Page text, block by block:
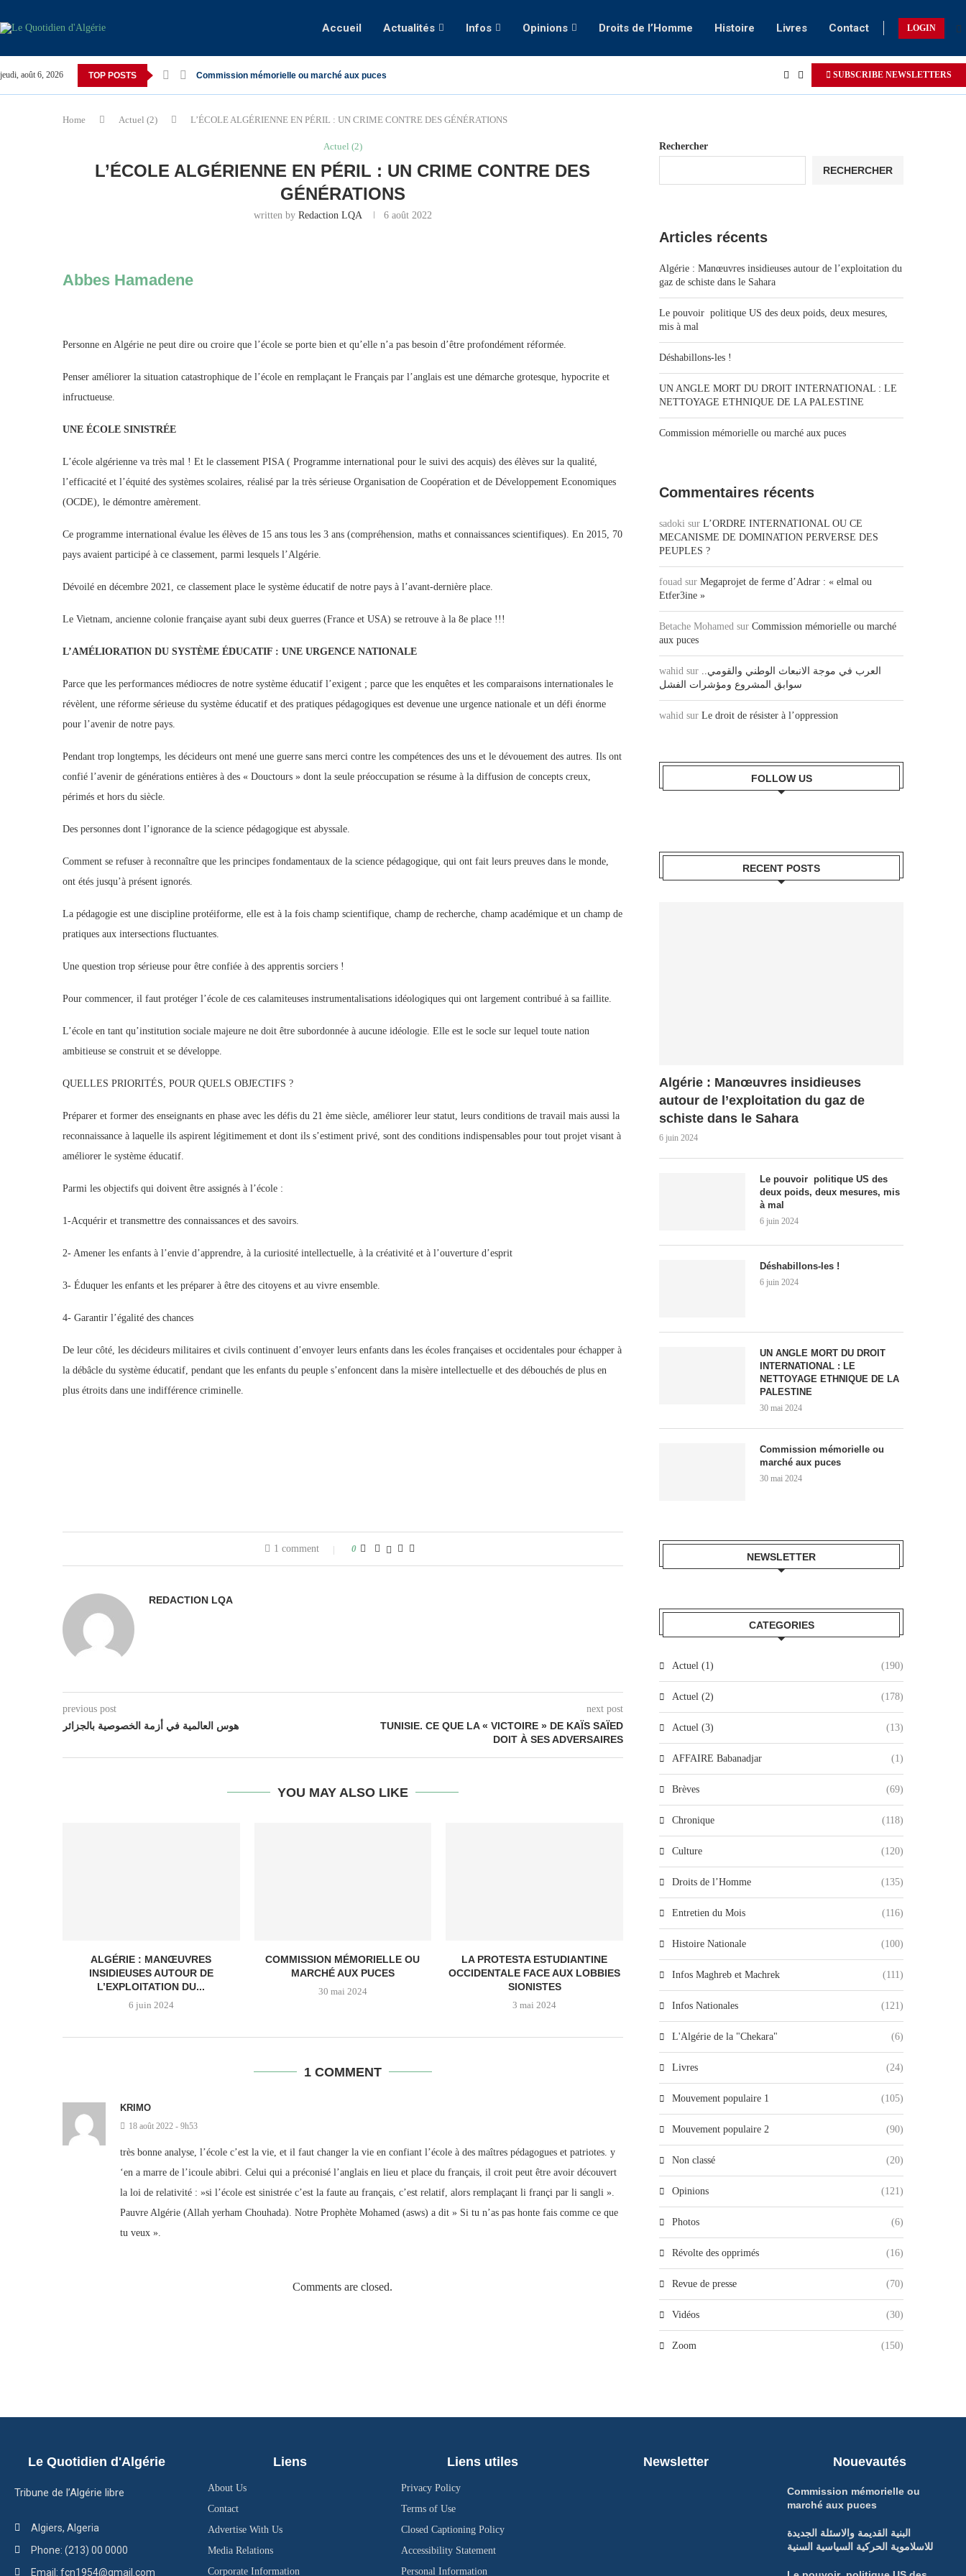
Accueil Actualités Infos Opinions Droits de l’Homme Histoire Livres Contact LOGIN
jeudi, août 6, 2026 TOP POSTS Commission mémorielle ou marché aux puces SUBSCRIBE NEWSLETTERS
Home Actuel (2) L’ÉCOLE ALGÉRIENNE EN PÉRIL : UN CRIME CONTRE DES GÉNÉRATIONS
Actuel (2)
L’ÉCOLE ALGÉRIENNE EN PÉRIL : UN CRIME CONTRE DES
GÉNÉRATIONS
written by Redaction LQA 6 août 2022
Abbes Hamadene
Personne en Algérie ne peut dire ou croire que l’école se porte bien et qu’elle n’a pas besoin d’être profondément réformée.
Penser améliorer la situation catastrophique de l’école en remplaçant le Français par l’anglais est une démarche grotesque, hypocrite et
infructueuse.
UNE ÉCOLE SINISTRÉE
L’école algérienne va très mal ! Et le classement PISA ( Programme international pour le suivi des acquis) des élèves sur la qualité,
l’efficacité et l’équité des systèmes scolaires, réalisé par la très sérieuse Organisation de Coopération et de Développement Economiques
(OCDE), le démontre amèrement.
Ce programme international évalue les élèves de 15 ans tous les 3 ans (compréhension, maths et connaissances scientifiques). En 2015, 70
pays avaient participé à ce classement, parmi lesquels l’Algérie.
Dévoilé en décembre 2021, ce classement place le système éducatif de notre pays à l’avant-dernière place.
Le Vietnam, ancienne colonie française ayant subi deux guerres (France et USA) se retrouve à la 8e place !!!
L’AMÉLIORATION DU SYSTÈME ÉDUCATIF : UNE URGENCE NATIONALE
Parce que les performances médiocres de notre système éducatif l’exigent ; parce que les enquêtes et les comparaisons internationales le
révèlent, une réforme sérieuse du système éducatif et des pratiques pédagogiques est devenue une urgence nationale et un défi énorme
pour l’avenir de notre pays.
Pendant trop longtemps, les décideurs ont mené une guerre sans merci contre les compétences des uns et le dévouement des autres. Ils ont
confié l’avenir de générations entières à des « Douctours » dont la seule préoccupation se résume à la diffusion de concepts creux,
périmés et hors du siècle.
Des personnes dont l’ignorance de la science pédagogique est abyssale.
Comment se refuser à reconnaître que les principes fondamentaux de la science pédagogique, qui ont fait leurs preuves dans le monde,
ont étés jusqu’à présent ignorés.
La pédagogie est une discipline protéiforme, elle est à la fois champ scientifique, champ de recherche, champ académique et un champ de
pratiques aux intersections fluctuantes.
Une question trop sérieuse pour être confiée à des apprentis sorciers !
Pour commencer, il faut protéger l’école de ces calamiteuses instrumentalisations idéologiques qui ont largement contribué à sa faillite.
L’école en tant qu’institution sociale majeure ne doit être subordonnée à aucune idéologie. Elle est le socle sur lequel toute nation
ambitieuse se construit et se développe.
QUELLES PRIORITÉS, POUR QUELS OBJECTIFS ?
Préparer et former des enseignants en phase avec les défis du 21 ème siècle, améliorer leur statut, leurs conditions de travail mais aussi la
reconnaissance à laquelle ils aspirent légitimement et dont ils s’estiment privé, sont des conditions indispensables pour tout projet visant à
améliorer le système éducatif.
Parmi les objectifs qui doivent être assignés à l’école :
1-Acquérir et transmettre des connaissances et des savoirs.
2- Amener les enfants à l’envie d’apprendre, à la curiosité intellectuelle, à la créativité et à l’ouverture d’esprit
3- Éduquer les enfants et les préparer à être des citoyens et au vivre ensemble.
4- Garantir l’égalité des chances
De leur côté, les décideurs militaires et civils continuent d’envoyer leurs enfants dans les écoles françaises et occidentales pour échapper à
la débâcle du système éducatif, pendant que les enfants du peuple s’enfoncent dans la misère intellectuelle et des débouchés de plus en
plus étroits dans une indifférence criminelle.
1 comment 0
REDACTION LQA
previous post
هوس العالمية في أزمة الخصوصية بالجزائر
next post
TUNISIE. CE QUE LA « VICTOIRE » DE KAÏS SAÏED
DOIT À SES ADVERSAIRES
YOU MAY ALSO LIKE
ALGÉRIE : MANŒUVRES
INSIDIEUSES AUTOUR DE
L’EXPLOITATION DU...
6 juin 2024
COMMISSION MÉMORIELLE OU
MARCHÉ AUX PUCES
30 mai 2024
LA PROTESTA ESTUDIANTINE
OCCIDENTALE FACE AUX LOBBIES
SIONISTES
3 mai 2024
1 COMMENT
KRIMO
18 août 2022 - 9h53
très bonne analyse, l’école c’est la vie, et il faut changer la vie en confiant l’école à des maîtres pédagogues et patriotes. y
‘en a marre de l’icoule abibri. Celui qui a préconisé l’anglais en lieu et place du français, il croit peut être avoir découvert
la loi de relativité : »si l’école est sinistrée c’est la faute au français, c’est relatif, alors remplaçant li françi par li sangli ».
Pauvre Algérie (Allah yerham Chouhada). Notre Prophète Mohamed (asws) a dit » Si tu n’as pas honte fais comme ce que
tu veux ».
Comments are closed.
Rechercher
RECHERCHER
Articles récents
Algérie : Manœuvres insidieuses autour de l’exploitation du
gaz de schiste dans le Sahara
Le pouvoir politique US des deux poids, deux mesures,
mis à mal
Déshabillons-les !
UN ANGLE MORT DU DROIT INTERNATIONAL : LE
NETTOYAGE ETHNIQUE DE LA PALESTINE
Commission mémorielle ou marché aux puces
Commentaires récents
sadoki sur L’ORDRE INTERNATIONAL OU CE
MECANISME DE DOMINATION PERVERSE DES
PEUPLES ?
fouad sur Megaprojet de ferme d’Adrar : « elmal ou
Etfer3ine »
Betache Mohamed sur Commission mémorielle ou marché
aux puces
wahid sur العرب في موجة الانبعاث الوطني والقومي..
سوابق المشروع ومؤشرات الفشل
wahid sur Le droit de résister à l’oppression
FOLLOW US
RECENT POSTS
Algérie : Manœuvres insidieuses
autour de l’exploitation du gaz de
schiste dans le Sahara
6 juin 2024
Le pouvoir politique US des
deux poids, deux mesures, mis
à mal
6 juin 2024
Déshabillons-les !
6 juin 2024
UN ANGLE MORT DU DROIT
INTERNATIONAL : LE
NETTOYAGE ETHNIQUE DE LA
PALESTINE
30 mai 2024
Commission mémorielle ou
marché aux puces
30 mai 2024
NEWSLETTER
CATEGORIES
Actuel (1) (190)
Actuel (2) (178)
Actuel (3) (13)
AFFAIRE Babanadjar (1)
Brèves (69)
Chronique (118)
Culture (120)
Droits de l’Homme (135)
Entretien du Mois (116)
Histoire Nationale (100)
Infos Maghreb et Machrek (111)
Infos Nationales (121)
L'Algérie de la "Chekara" (6)
Livres (24)
Mouvement populaire 1 (105)
Mouvement populaire 2 (90)
Non classé (20)
Opinions (121)
Photos (6)
Révolte des opprimés (16)
Revue de presse (70)
Vidéos (30)
Zoom (150)
Le Quotidien d'Algérie
Tribune de l’Algérie libre
Algiers, Algeria
Phone: (213) 00 0000
Email: fcn1954@gmail.com
Liens
About Us
Contact
Advertise With Us
Media Relations
Corporate Information
Liens utiles
Privacy Policy
Terms of Use
Closed Captioning Policy
Accessibility Statement
Personal Information
Newsletter Nouevautés
Commission mémorielle ou
marché aux puces
البنية القديمة والاسئلة الجديدة
للاسلاموية الحركية السياسية السنية